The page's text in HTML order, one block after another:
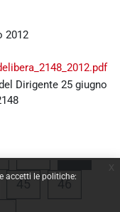
accetti le politiche:
2012
Dirigente 25 giugno
39 40
44
45Pagina 45
46Pagina